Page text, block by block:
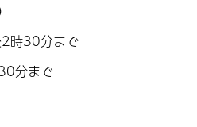
時30分まで
分まで